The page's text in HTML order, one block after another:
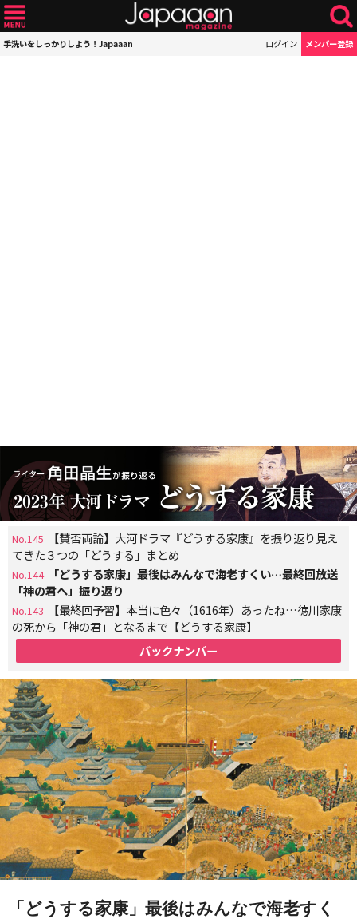
手洗いをしっかりしよう！Japaaan ログイン メンバー登録
No.145
【賛否両論】大河ドラマ『どうする家康』を振り返り見え
てきた３つの「どうする」まとめ
No.144
「どうする家康」最後はみんなで海老すくい…最終回放送
「神の君へ」振り返り
No.143
【最終回予習】本当に色々（1616年）あったね…徳川家康
の死から「神の君」となるまで【どうする家康】
バックナンバー
「どうする家康」最後はみんなで海老すく